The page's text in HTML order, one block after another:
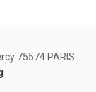
75574 PARIS